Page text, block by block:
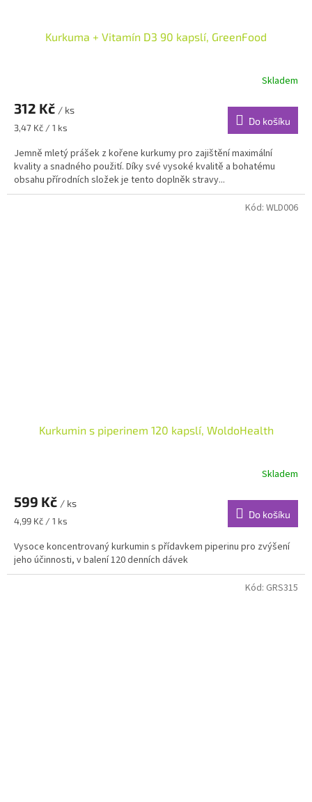
Kurkuma + Vitamín D3 90 kapslí, GreenFood
Skladem
312 Kč / ks
Měrná
3,47 Kč / 1 ks
Do košíku
Jemně mletý prášek z kořene kurkumy pro zajištění maximální
kvality a snadného použití. Díky své vysoké kvalitě a bohatému
obsahu přírodních složek je tento doplněk stravy...
Kurkumin s piperinem 120 kapslí, WoldoHealth
Skladem
599 Kč / ks
Měrná
4,99 Kč / 1 ks
Do košíku
Vysoce koncentrovaný kurkumin s přídavkem piperinu pro zvýšení
jeho účinnosti, v balení 120 denních dávek
Kód: WLD006
Kód: GRS315